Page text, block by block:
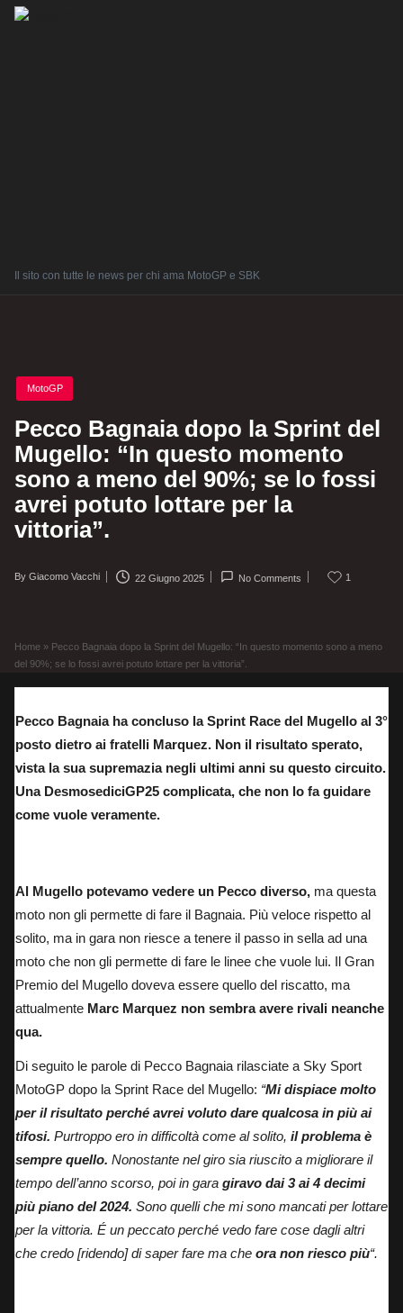
Il sito con tutte le news per chi ama MotoGP e SBK
Posted
in
MotoGP
Pecco Bagnaia dopo la Sprint del
Mugello: “In questo momento
sono a meno del 90%; se lo fossi
avrei potuto lottare per la
vittoria”.
Posted
By Giacomo Vacchi 22 Giugno 2025 No Comments 1
Home » Pecco Bagnaia dopo la Sprint del Mugello: “In questo momento sono a meno
del 90%; se lo fossi avrei potuto lottare per la vittoria”.
Pecco Bagnaia ha concluso la Sprint Race del Mugello al 3°
posto dietro ai fratelli Marquez. Non il risultato sperato,
vista la sua supremazia negli ultimi anni su questo circuito.
Una DesmosediciGP25 complicata, che non lo fa guidare
come vuole veramente.
Al Mugello potevamo vedere un Pecco diverso, ma questa
moto non gli permette di fare il Bagnaia. Più veloce rispetto al
solito, ma in gara non riesce a tenere il passo in sella ad una
moto che non gli permette di fare le linee che vuole lui. Il Gran
Premio del Mugello doveva essere quello del riscatto, ma
attualmente Marc Marquez non sembra avere rivali neanche
qua.
Di seguito le parole di Pecco Bagnaia rilasciate a Sky Sport
MotoGP dopo la Sprint Race del Mugello: “Mi dispiace molto
per il risultato perché avrei voluto dare qualcosa in più ai
tifosi. Purtroppo ero in difficoltà come al solito, il problema è
sempre quello. Nonostante nel giro sia riuscito a migliorare il
tempo dell’anno scorso, poi in gara giravo dai 3 ai 4 decimi
più piano del 2024. Sono quelli che mi sono mancati per lottare
per la vittoria. É un peccato perché vedo fare cose dagli altri
che credo [ridendo] di saper fare ma che ora non riesco più“.